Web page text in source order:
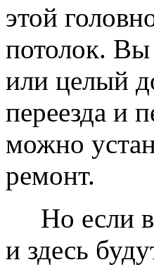
этой
потолок. Вы
или целый
переезда и
можно
ремонт.
Но если
и здесь